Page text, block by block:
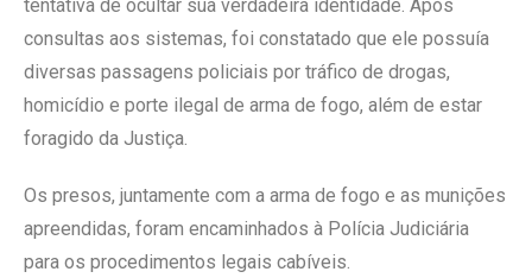
tentativa de ocultar sua verdadeira identidade. Após
consultas aos sistemas, foi constatado que ele possuía
diversas passagens policiais por tráfico de drogas,
homicídio e porte ilegal de arma de fogo, além de estar
foragido da Justiça.
Os presos, juntamente com a arma de fogo e as munições
apreendidas, foram encaminhados à Polícia Judiciária
para os procedimentos legais cabíveis.